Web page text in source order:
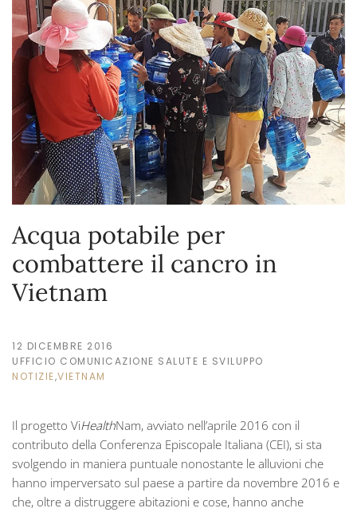
Acqua potabile per
combattere il cancro in
Vietnam
12 DICEMBRE 2016
UFFICIO COMUNICAZIONE SALUTE E SVILUPPO
NOTIZIE,VIETNAM
Il progetto ViHealthNam, avviato nell’aprile 2016 con il
contributo della Conferenza Episcopale Italiana (CEI), si sta
svolgendo in maniera puntuale nonostante le alluvioni che
hanno imperversato sul paese a partire da novembre 2016 e
che, oltre a distruggere abitazioni e cose, hanno anche